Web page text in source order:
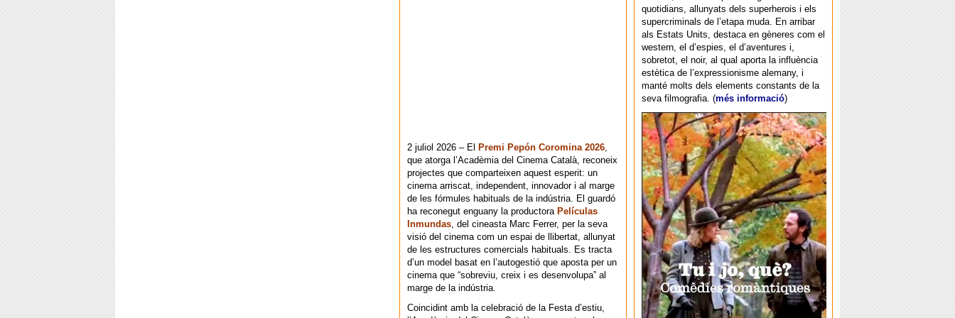
quotidians, allunyats dels superherois i els
supercriminals de l’etapa muda. En arribar
als Estats Units, destaca en gèneres com el
western, el d’espies, el d’aventures i,
sobretot, el noir, al qual aporta la influència
estètica de l’expressionisme alemany, i
manté molts dels elements constants de la
seva filmografia. (més informació)
2 juliol 2026 – El Premi Pepón Coromina 2026,
que atorga l’Acadèmia del Cinema Català, reconeix
projectes que comparteixen aquest esperit: un
cinema arriscat, independent, innovador i al marge
de les fórmules habituals de la indústria. El guardó
ha reconegut enguany la productora Películas
Inmundas, del cineasta Marc Ferrer, per la seva
visió del cinema com un espai de llibertat, allunyat
de les estructures comercials habituals. Es tracta
d’un model basat en l’autogestió que aposta per un
cinema que “sobreviu, creix i es desenvolupa” al
marge de la indústria.
Coincidint amb la celebració de la Festa d’estiu,